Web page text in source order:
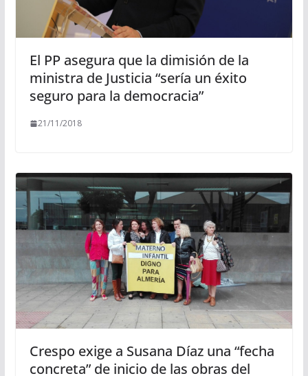
El PP asegura que la dimisión de la
ministra de Justicia “sería un éxito
seguro para la democracia”
21/11/2018
Crespo exige a Susana Díaz una “fecha
concreta” de inicio de las obras del